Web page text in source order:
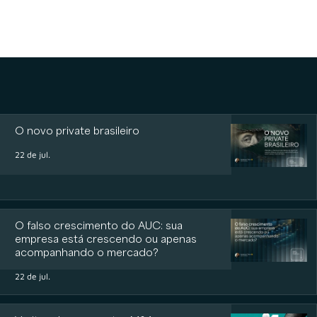
O novo private brasileiro
22 de jul.
O falso crescimento do AUC: sua
empresa está crescendo ou apenas
acompanhando o mercado?
22 de jul.